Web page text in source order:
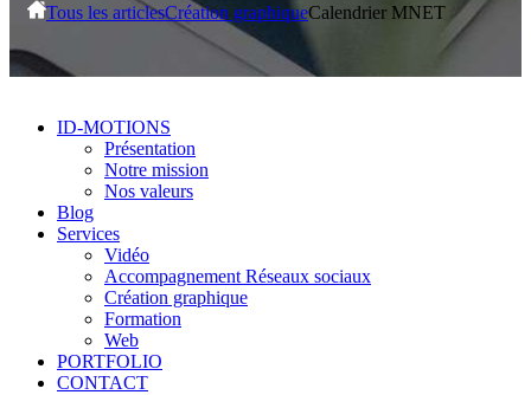
Tous les articlesCréation graphiqueCalendrier MNET
ID-MOTIONS
Présentation
Notre mission
Nos valeurs
Blog
Services
Vidéo
Accompagnement Réseaux sociaux
Création graphique
Formation
Web
PORTFOLIO
CONTACT